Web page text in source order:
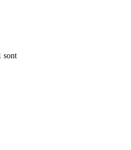
sont